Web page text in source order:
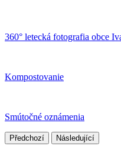
360° letecká fotografia obce
Kompostovanie
Smútočné oznámenia
Předchozí Následující